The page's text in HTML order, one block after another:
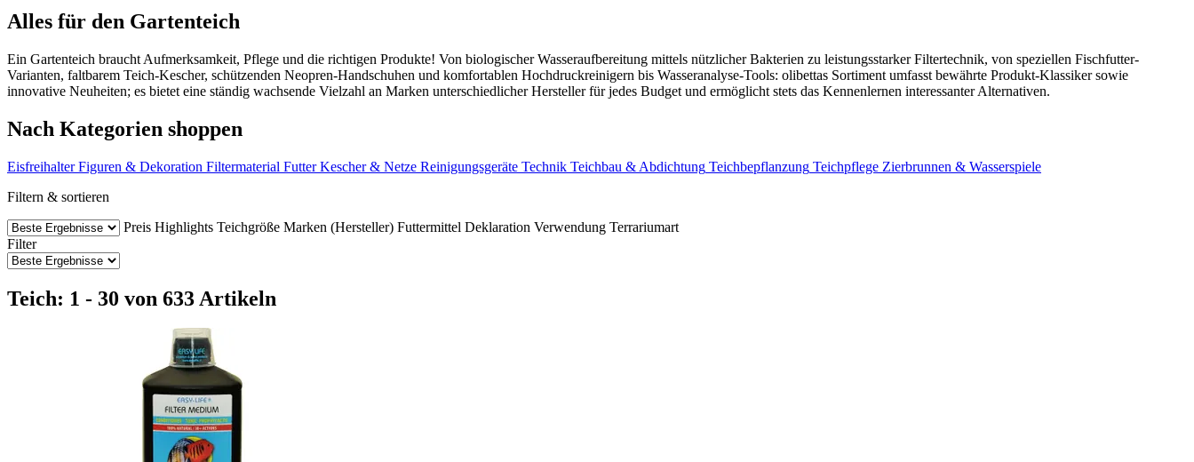
Alles für den Gartenteich
Ein Gartenteich braucht Aufmerksamkeit, Pflege und die richtigen Produkte! Von biologischer Wasseraufbereitung mittels nützlicher Bakterien zu leistungsstarker Filtertechnik, von speziellen Fischfutter-
Varianten, faltbarem Teich-Kescher, schützenden Neopren-Handschuhen und komfortablen Hochdruckreinigern bis Wasseranalyse-Tools: olibettas Sortiment umfasst bewährte Produkt-Klassiker sowie
innovative Neuheiten; es bietet eine ständig wachsende Vielzahl an Marken unterschiedlicher Hersteller für jedes Budget und ermöglicht stets das Kennenlernen interessanter Alternativen.
Nach Kategorien shoppen
Eisfreihalter Figuren & Dekoration Filtermaterial Futter Kescher & Netze Reinigungsgeräte Technik Teichbau & Abdichtung Teichbepflanzung Teichpflege Zierbrunnen & Wasserspiele
Filtern & sortieren
Preis Highlights Teichgröße Marken (Hersteller) Futtermittel Deklaration Verwendung Terrariumart
Filter
Teich: 1 - 30 von 633 Artikeln